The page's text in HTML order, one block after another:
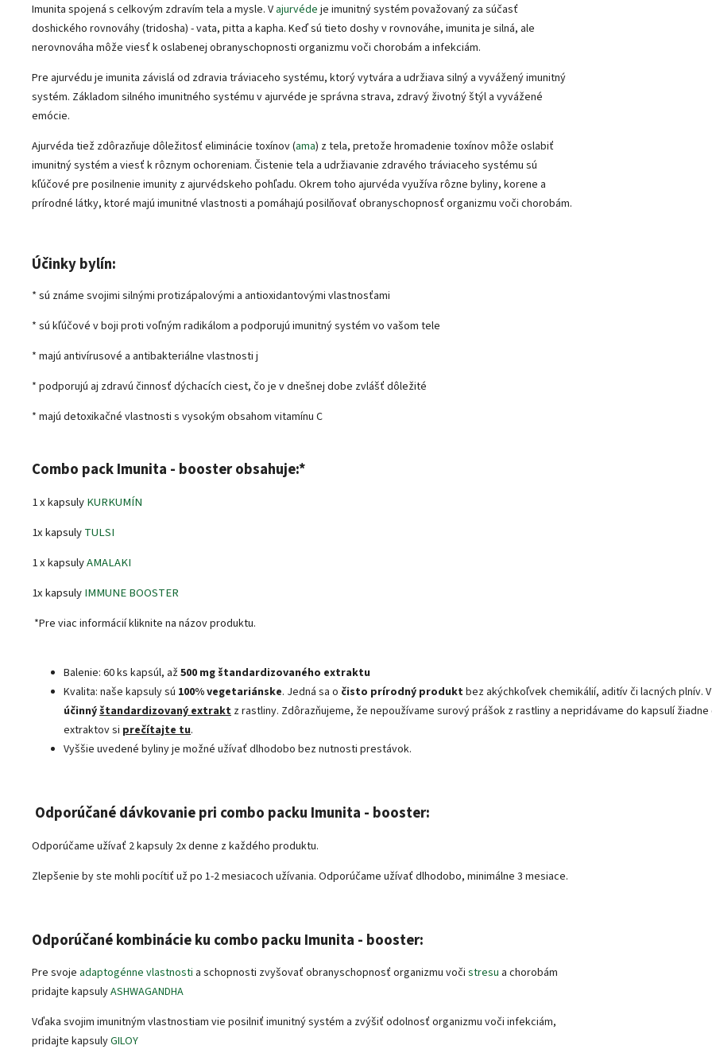
Imunita spojená s celkovým zdravím tela a mysle. V ajurvéde je imunitný systém považovaný za súčasť
doshického rovnováhy (tridosha) - vata, pitta a kapha. Keď sú tieto doshy v rovnováhe, imunita je silná, ale
nerovnováha môže viesť k oslabenej obranyschopnosti organizmu voči chorobám a infekciám.
Pre ajurvédu je imunita závislá od zdravia tráviaceho systému, ktorý vytvára a udržiava silný a vyvážený imunitný
systém. Základom silného imunitného systému v ajurvéde je správna strava, zdravý životný štýl a vyvážené
emócie.
Ajurvéda tiež zdôrazňuje dôležitosť eliminácie toxínov (ama) z tela, pretože hromadenie toxínov môže oslabiť
imunitný systém a viesť k rôznym ochoreniam. Čistenie tela a udržiavanie zdravého tráviaceho systému sú
kľúčové pre posilnenie imunity z ajurvédskeho pohľadu. Okrem toho ajurvéda využíva rôzne byliny, korene a
prírodné látky, ktoré majú imunitné vlastnosti a pomáhajú posilňovať obranyschopnosť organizmu voči chorobám.
Účinky bylín:
* sú známe svojimi silnými protizápalovými a antioxidantovými vlastnosťami
* sú kľúčové v boji proti voľným radikálom a podporujú imunitný systém vo vašom tele
* majú antivírusové a antibakteriálne vlastnosti j
* podporujú aj zdravú činnosť dýchacích ciest, čo je v dnešnej dobe zvlášť dôležité
* majú detoxikačné vlastnosti s vysokým obsahom vitamínu C
Combo packImunita - boosterobsahuje:*
1 x kapsulyKURKUMÍN
1x kapsulyTULSI
1 x kapsulyAMALAKI
1x kapsulyIMMUNE BOOSTER
*Pre viac informácií kliknite na názov produktu.
Balenie: 60 ks kapsúl, až500 mg štandardizovaného extraktu
Kvalita: naše kapsuly sú 100% vegetariánske. Jedná sa o čisto prírodný produktbez akýchkoľvek chemikálií, aditív či lacných plnív.
účinnýštandardizovaný extrakt z rastliny. Zdôrazňujeme, že nepoužívame surový prášok z rastliny a nepridávame do kapsulí
extraktov si prečítajte tu.
Vyššie uvedené byliny je možné užívať dlhodobo bez nutnosti prestávok.
Odporúčané dávkovanie pri combo packu Imunita - booster:
Odporúčame užívať 2 kapsuly 2x denne z každého produktu.
Zlepšenie by ste mohli pocítiť už po 1-2 mesiacoch užívania. Odporúčame užívať dlhodobo, minimálne 3 mesiace.
Odporúčané kombinácie ku combo packu Imunita - booster:
Pre svoje adaptogénne vlastnosti a schopnosti zvyšovať obranyschopnosť organizmu voči stresu a chorobám
pridajte kapsulyASHWAGANDHA
Vďaka svojim imunitným vlastnostiam vie posilniť imunitný systém a zvýšiť odolnosť organizmu voči infekciám,
pridajte kapsulyGILOY